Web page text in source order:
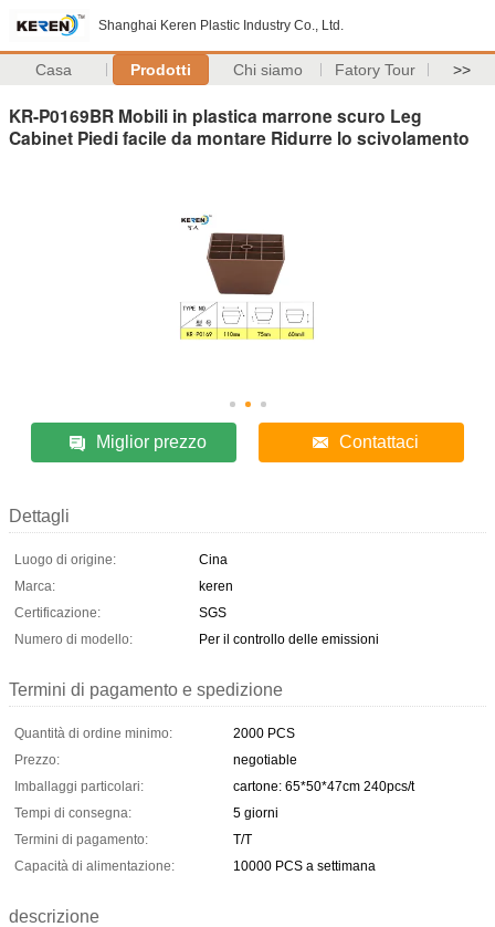
Shanghai Keren Plastic Industry Co., Ltd.
Casa Prodotti Chi siamo Fatory Tour >>
KR-P0169BR Mobili in plastica marrone scuro Leg
Cabinet Piedi facile da montare Ridurre lo scivolamento
Miglior prezzo Contattaci
Dettagli
Luogo di origine:
Cina
Marca:
keren
Certificazione:
SGS
Numero di modello:
Per il controllo delle emissioni
Termini di pagamento e spedizione
Quantità di ordine minimo:
2000 PCS
Prezzo:
negotiable
Imballaggi particolari:
cartone: 65*50*47cm 240pcs/t
Tempi di consegna:
5 giorni
Termini di pagamento:
T/T
Capacità di alimentazione:
10000 PCS a settimana
descrizione